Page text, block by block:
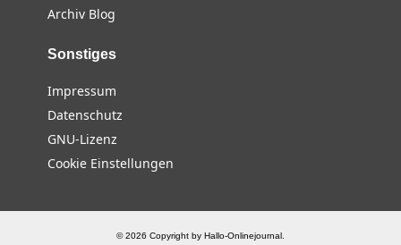
Archiv Blog
Sonstiges
Impressum
Datenschutz
GNU-Lizenz
Cookie Einstellungen
© 2026 Copyright by Hallo-Onlinejournal.